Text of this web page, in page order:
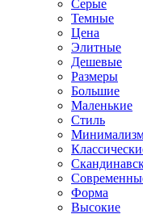
Серые
Темные
Цена
Элитные
Дешевые
Размеры
Большие
Маленькие
Стиль
Форма
Высокие